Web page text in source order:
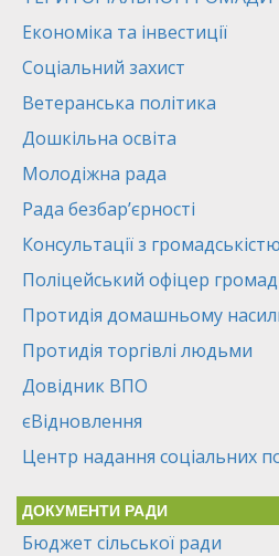
Економіка та інвестиції
Соціальний захист
Ветеранська політика
Дошкільна освіта
Молодіжна рада
Рада безбар’єрності
Консультації з громадськістю
Поліцейський офіцер
Протидія домашньому
Протидія торгівлі людьми
Довідник ВПО
єВідновлення
Центр надання соціальних
ДОКУМЕНТИ РАДИ
Бюджет сільської ради